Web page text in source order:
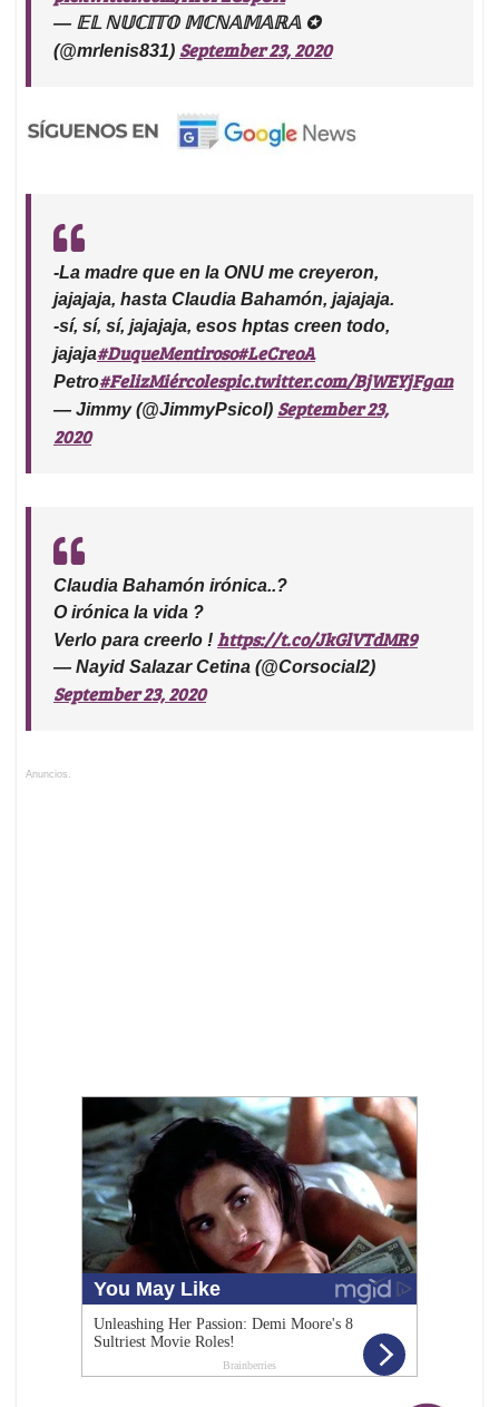
— 𝔼𝕃 ℕ𝕌ℂ𝕀𝕋𝕆 𝕄ℂℕ𝔸𝕄𝔸ℝ𝔸 ✪
(@mrlenis831) September 23, 2020
-La madre que en la ONU me creyeron,
jajajaja, hasta Claudia Bahamón, jajajaja.
-sí, sí, sí, jajajaja, esos hptas creen todo,
jajaja#DuqueMentiroso#LeCreoA
Petro#FelizMiércolespic.twitter.com/BjWEYjFgan
— Jimmy (@JimmyPsicol) September 23,
2020
Claudia Bahamón irónica..?
O irónica la vida ?
Verlo para creerlo ! https://t.co/JkGlVTdMR9
— Nayid Salazar Cetina (@Corsocial2)
September 23, 2020
Anuncios.